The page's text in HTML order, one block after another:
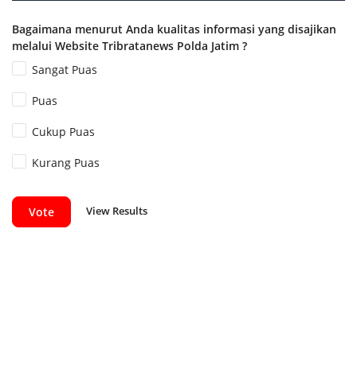
Bagaimana menurut Anda kualitas informasi yang disajikan
melalui Website Tribratanews Polda Jatim ?
Sangat Puas
Puas
Cukup Puas
Kurang Puas
Vote View Results